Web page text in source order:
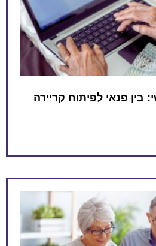
בין פנאי לפיתוח קריירה